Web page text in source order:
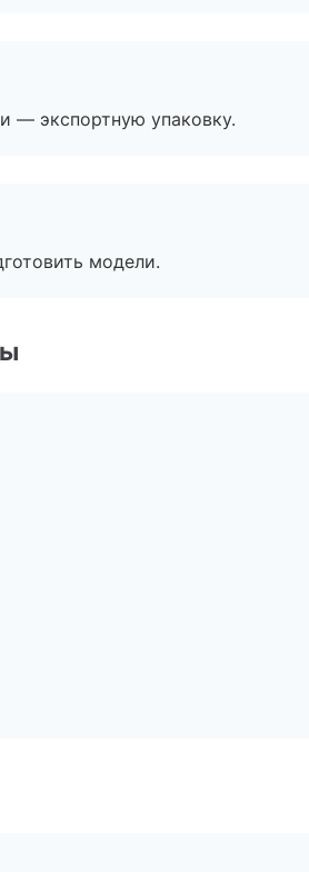
— экспортную упаковку.
модели.